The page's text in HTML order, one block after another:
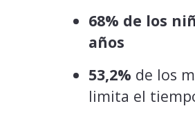
68% de los
años
53,2% de los
limita el